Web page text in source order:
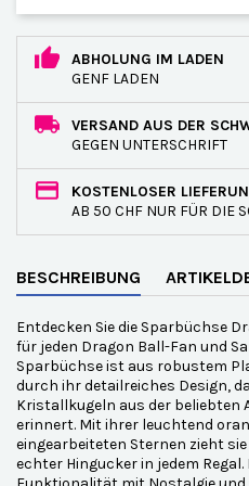
ABHOLUNG IM LADEN
GENF LADEN
VERSAND AUS DER
GEGEN UNTERSCHRIFT
KOSTENLOSER
AB 50 CHF NUR FÜR DIE
BESCHREIBUNG
Entdecken Sie die Sparbüchse
für jeden Dragon Ball-Fan und
Sparbüchse ist aus robustem
durch ihr detailreiches Design,
Kristallkugeln aus der beliebten
erinnert. Mit ihrer leuchtend
eingearbeiteten Sternen zieht
echter Hingucker in jedem